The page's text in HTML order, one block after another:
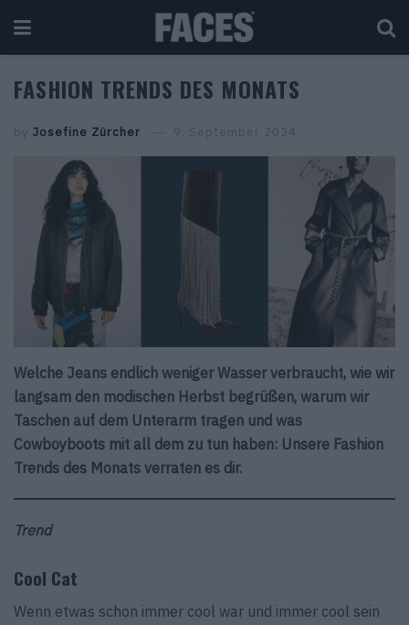
FASHION TRENDS DES MONATS
by Josefine Zürcher 9. September 2024
Welche Jeans endlich weniger Wasser verbraucht, wie wir
langsam den modischen Herbst begrüßen, warum wir
Taschen auf dem Unterarm tragen und was
Cowboyboots mit all dem zu tun haben: Unsere Fashion
Trends des Monats verraten es dir.
Trend
Cool Cat
Wenn etwas schon immer cool war und immer cool sein